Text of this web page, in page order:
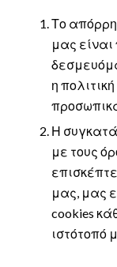
Το
μας
η
Η
με τους
μας, μας
cookies
ιστότοπό